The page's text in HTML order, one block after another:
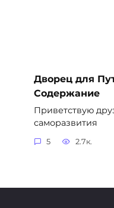
Дворец для
Содержание
Приветствую
саморазвития
5 2.7к.